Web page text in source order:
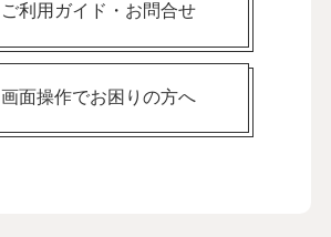
ご利用ガイド・お問合せ
画面操作でお困りの方へ